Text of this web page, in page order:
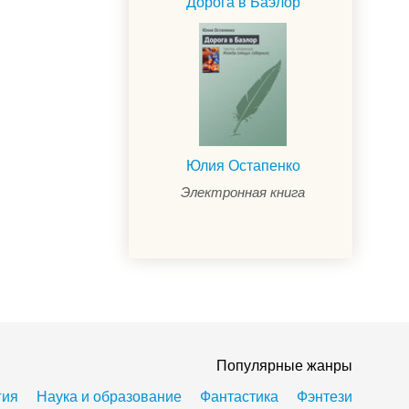
Юлия Остапенко
Электронная книга
Популярные жанры
Наука и образование Фантастика Фэнтези